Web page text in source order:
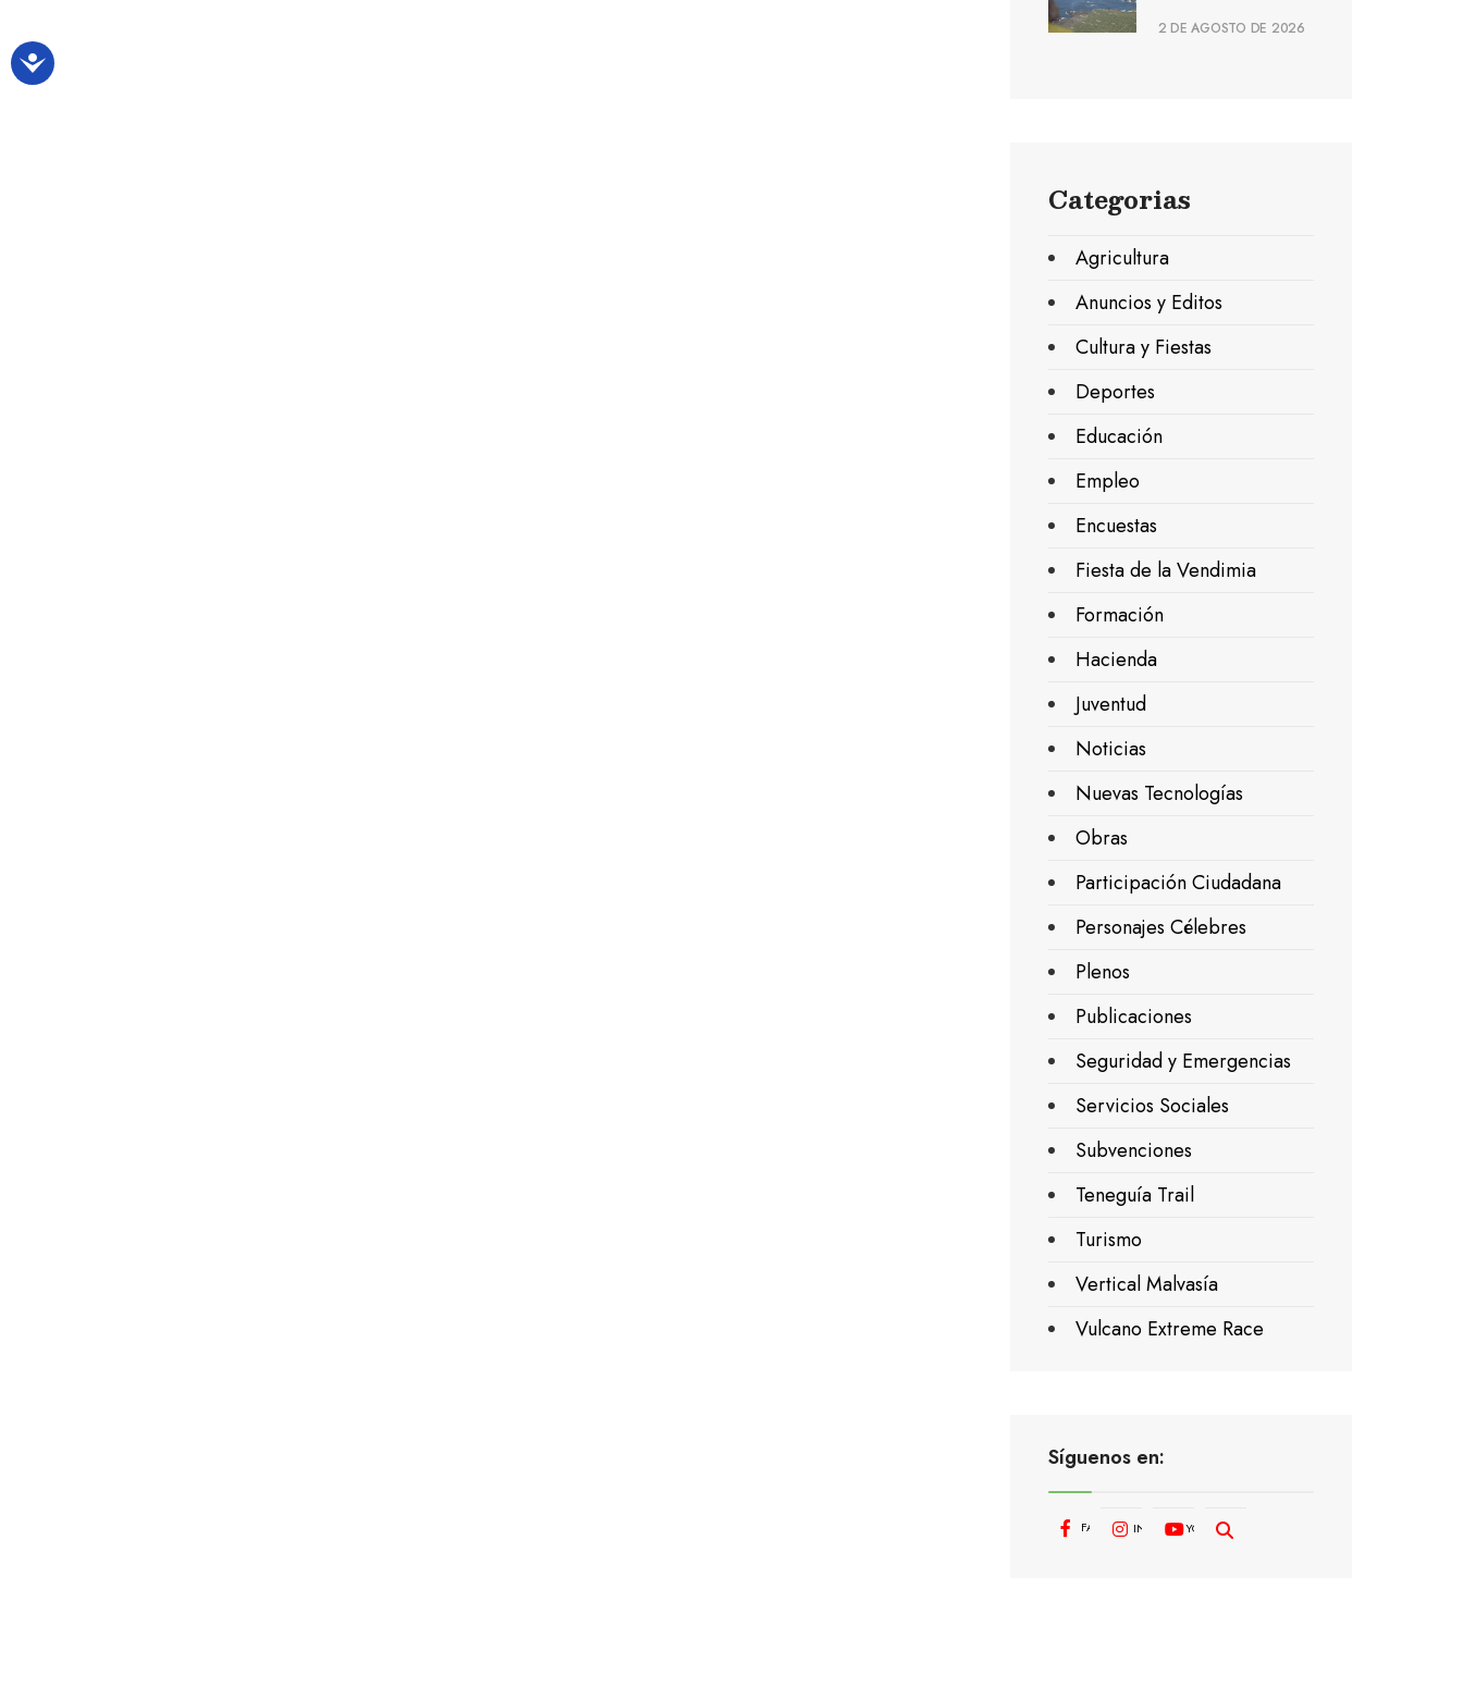
2 DE AGOSTO DE 2026
Categorias
Agricultura
Anuncios y Editos
Cultura y Fiestas
Deportes
Educación
Empleo
Encuestas
Fiesta de la Vendimia
Formación
Hacienda
Juventud
Noticias
Nuevas Tecnologías
Obras
Participación Ciudadana
Personajes Célebres
Plenos
Publicaciones
Seguridad y Emergencias
Servicios Sociales
Subvenciones
Teneguía Trail
Turismo
Vertical Malvasía
Vulcano Extreme Race
Síguenos en:
FACEBOOKINSTAGRAMYOUTUBE